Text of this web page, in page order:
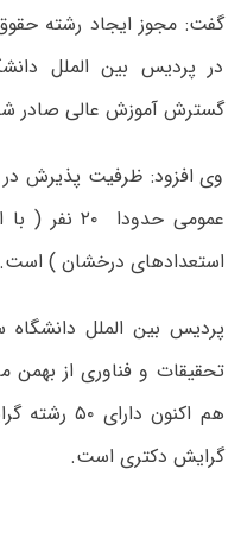
گفت: مجوز ایجاد رشته
در پردیس بین الملل
گسترش آموزش عالی صادر
وی افزود: ظرفیت پذیرش
عمومی
استعدادهای درخشان ) است.
پردیس بین الملل دانشگاه
گرایش دکتری است.